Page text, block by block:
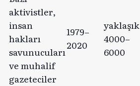
aktivistler,
insan
hakları
savunucuları
ve muhalif
gazeteciler
1979–
2020
yaklaşık
4000–
6000